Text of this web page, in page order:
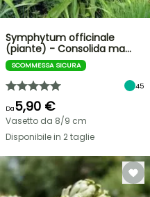
Symphytum officinale
(piante) - Consolida ma…
SCOMMESSA SICURA
45
Da5,90 €
Vasetto da 8/9 cm
Disponibile in 2 taglie